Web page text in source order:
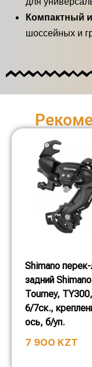
Компактный
шоссейных и
Shimano
задний Shimano
Tourney, TY300,
6/7ск.,
ось, б/уп.
7 900 KZT